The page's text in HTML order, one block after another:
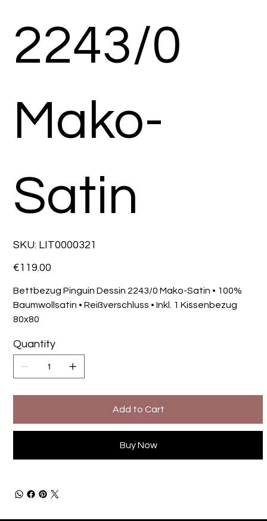
2243/0
Mako-
Satin
SKU: SKU
LIT0000321
LIT0000321
Price
€119.00
Bettbezug Pinguin Dessin 2243/0 Mako-Satin • 100%
Baumwollsatin • Reißverschluss • Inkl. 1 Kissenbezug
80x80
Quantity
Add to Cart
Buy Now